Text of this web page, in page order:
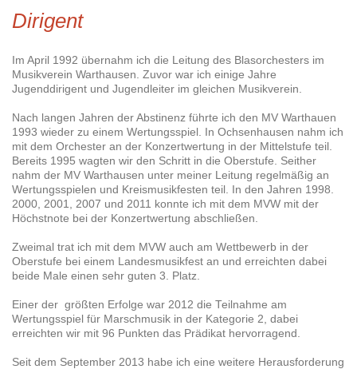
Dirigent
Im April 1992 übernahm ich die Leitung des Blasorchesters im
Musikverein Warthausen. Zuvor war ich einige Jahre
Jugenddirigent und Jugendleiter im gleichen Musikverein.
Nach langen Jahren der Abstinenz führte ich den MV Warthauen
1993 wieder zu einem Wertungsspiel. In Ochsenhausen nahm ich
mit dem Orchester an der Konzertwertung in der Mittelstufe teil.
Bereits 1995 wagten wir den Schritt in die Oberstufe. Seither
nahm der MV Warthausen unter meiner Leitung regelmäßig an
Wertungsspielen und Kreismusikfesten teil. In den Jahren 1998.
2000, 2001, 2007 und 2011 konnte ich mit dem MVW mit der
Höchstnote bei der Konzertwertung abschließen.
Zweimal trat ich mit dem MVW auch am Wettbewerb in der
Oberstufe bei einem Landesmusikfest an und erreichten dabei
beide Male einen sehr guten 3. Platz.
Einer der größten Erfolge war 2012 die Teilnahme am
Wertungsspiel für Marschmusik in der Kategorie 2, dabei
erreichten wir mit 96 Punkten das Prädikat hervorragend.
Seit dem September 2013 habe ich eine weitere Herausforderung